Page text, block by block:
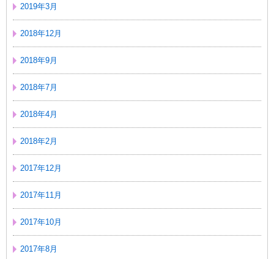
2019年3月
2018年12月
2018年9月
2018年7月
2018年4月
2018年2月
2017年12月
2017年11月
2017年10月
2017年8月